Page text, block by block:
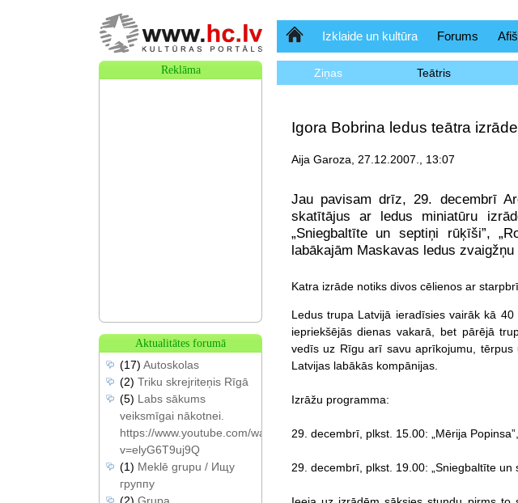
SākumlapaIzklaide un kultūra Forums
Ziņas Teātris
Igora Bobrina ledus teātra
Aija Garoza, 27.12.2007., 13:07
Jau pavisam drīz, 29. decembrī
skatītājus ar ledus miniatūru
„Sniegbaltīte un septiņi rūķīši”,
labākajām Maskavas ledus zvaigžņu
Katra izrāde notiks divos cēlienos ar
Ledus trupa Latvijā ieradīsies vairāk kā
iepriekšējās dienas vakarā, bet pārējā
vedīs uz Rīgu arī savu aprīkojumu,
Latvijas labākās kompānijas.
Izrāžu programma:
29. decembrī, plkst. 15.00: „Mērija
29. decembrī, plkst. 19.00: „Sniegbaltīte un
Reklāma
Aktualitātes forumā
(17) Autoskolas
(2) Triku skrejriteņis Rīgā
(5) Labs sākums
veiksmīgai nākotnei.
https://www.youtube.com/watch?
v=elyG6T9uj9Q
(1) Meklē grupu / Ищу
группу